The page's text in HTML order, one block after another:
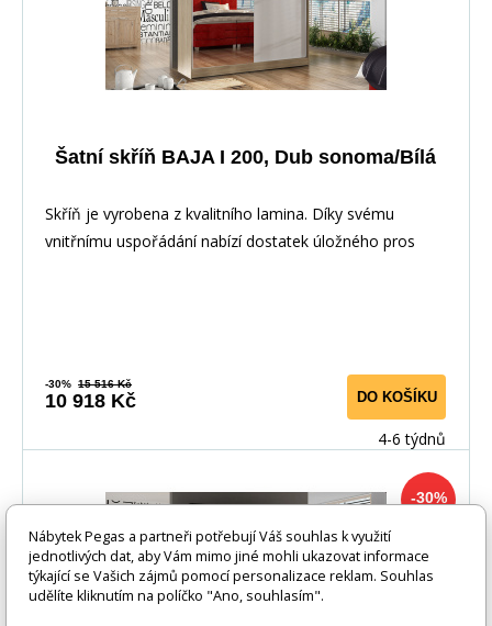
Šatní skříň BAJA I 200, Dub sonoma/Bílá
Skříň je vyrobena z kvalitního lamina. Díky svému
vnitřnímu uspořádání nabízí dostatek úložného pros
-30% 15 516 Kč
10 918 Kč DO KOŠÍKU
4-6 týdnů
-30%
Nábytek Pegas a partneři potřebují Váš souhlas k využití
jednotlivých dat, aby Vám mimo jiné mohli ukazovat informace
týkající se Vašich zájmů pomocí personalizace reklam. Souhlas
udělíte kliknutím na políčko "Ano, souhlasím".